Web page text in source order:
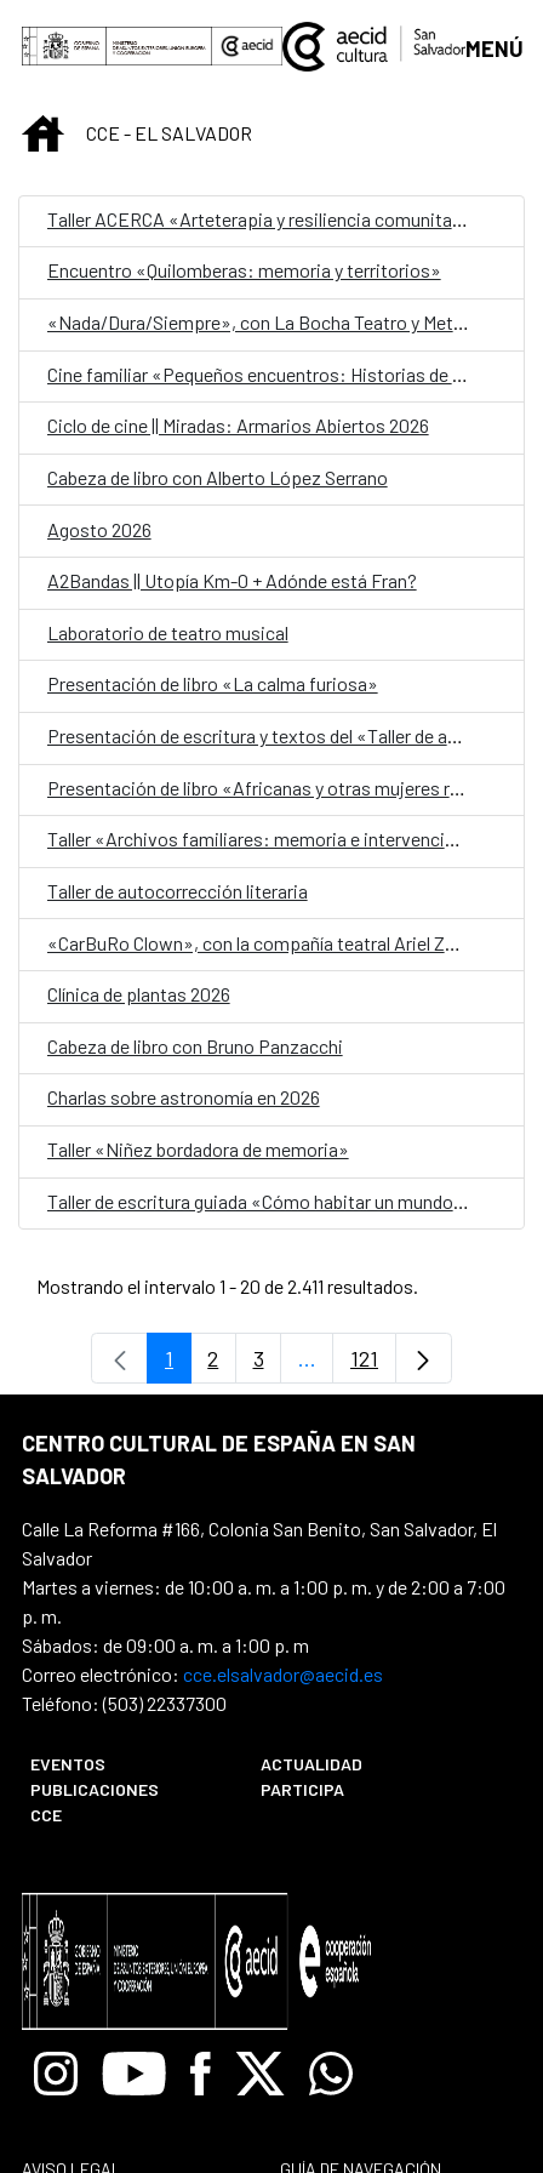
Saltar al contenido principal
MENÚ
INICIOCCE - EL SALVADOR
Encuentro «Quilomberas: memoria y territorios»
«Nada/Dura/Siempre», con La Bocha Teatro y Metafórica
Ciclo de cine || Miradas: Armarios Abiertos 2026
Cabeza de libro con Alberto López Serrano
Agosto 2026
A2Bandas || Utopía Km-0 + Adónde está Fran?
Laboratorio de teatro musical
Presentación de libro «La calma furiosa»
Presentación de escritura y textos del «Taller de autobiografía para mujeres 70+»
Presentación de libro «Africanas y otras mujeres racializadas»
Taller «Archivos familiares: memoria e intervención»
Taller de autocorrección literaria
Clínica de plantas 2026
Cabeza de libro con Bruno Panzacchi
Charlas sobre astronomía en 2026
Taller «Niñez bordadora de memoria»
Mostrando el intervalo 1 - 20 de 2.411 resultados.
Página
1 Página
2 Página
3 ...Páginas intermedias Use
Página
121
CENTRO CULTURAL DE ESPAÑA EN SAN
SALVADOR
Calle La Reforma #166, Colonia San Benito, San Salvador, El
Salvador
Martes a viernes: de 10:00 a. m. a 1:00 p. m. y de 2:00 a 7:00
p. m.
Sábados: de 09:00 a. m. a 1:00 p. m
Correo electrónico: cce.elsalvador@aecid.es
Teléfono: (503) 22337300
EVENTOS
ACTUALIDAD
PUBLICACIONES
PARTICIPA
CCE
InstagramYoutube Facebook
X Whatsapp